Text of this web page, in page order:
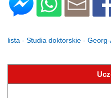
lista - Studia doktorskie -